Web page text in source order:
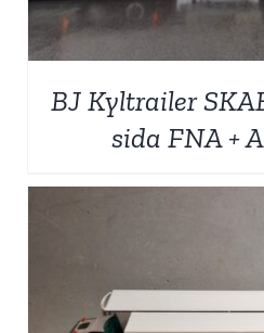
BJ Kyltrailer
sida FNA +